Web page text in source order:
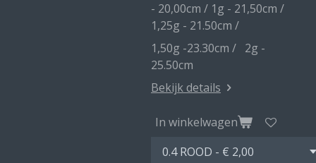
- 20,00cm / 1g - 21,50cm /
1,25g - 21.50cm /
1,50g -23.30cm / 2g -
25.50cm
Bekijk details
In winkelwagen